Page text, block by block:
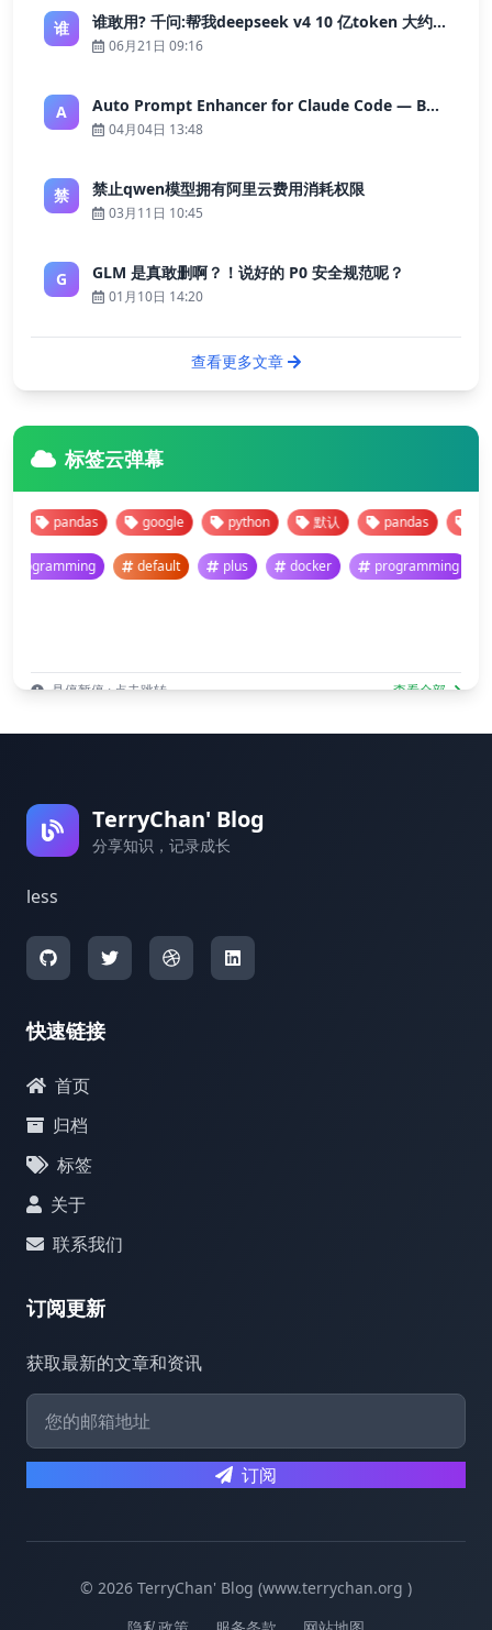
谁 谁敢用? 千问:帮我deepseek v4 10 亿token 大约多少花费 ?
06月21日 09:16
A Auto Prompt Enhancer for Claude Code — Building a Highly Reliable AI Programming Workflow
04月04日 13:48
禁 禁止qwen模型拥有阿里云费用消耗权限
03月11日 10:45
G GLM 是真敢删啊？！说好的 P0 安全规范呢？
01月10日 14:20
查看更多文章
标签云弹幕
pandas google python 默认 pandas google
programming default plus docker programming
悬停暂停 · 点击跳转 查看全部
TerryChan' Blog
分享知识，记录成长
less
快速链接
首页
归档
标签
关于
联系我们
订阅更新
获取最新的文章和资讯
订阅
© 2026 TerryChan' Blog (www.terrychan.org )